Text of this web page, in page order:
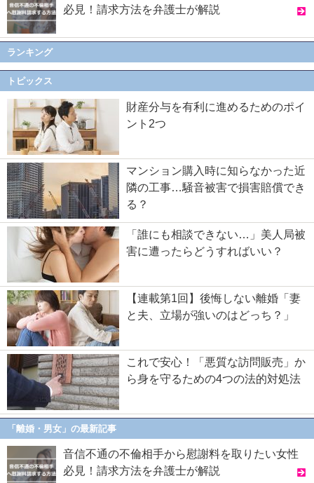
必見！請求方法を弁護士が解説
ランキング
トピックス
財産分与を有利に進めるためのポイ
ント2つ
マンション購入時に知らなかった近
隣の工事…騒音被害で損害賠償でき
る？
「誰にも相談できない…」美人局被
害に遭ったらどうすればいい？
【連載第1回】後悔しない離婚「妻
と夫、立場が強いのはどっち？」
これで安心！「悪質な訪問販売」か
ら身を守るための4つの法的対処法
「離婚・男女」の最新記事
音信不通の不倫相手から慰謝料を取りたい女性
必見！請求方法を弁護士が解説